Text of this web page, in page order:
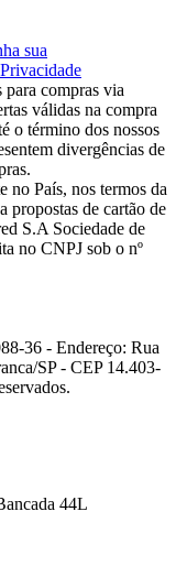
sua
para compras via
válidas na compra
o término dos nossos
divergências de
no País, nos termos da
propostas de cartão de
S.A Sociedade de
no CNPJ sob o nº
36 - Endereço: Rua
SP - CEP 14.403-
44L